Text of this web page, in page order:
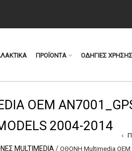
ΠΡΟΪΟΝΤΑ ΟΔΗΓΙΕΣ ΧΡΗΣΗΣ
OEM
2004-2014
MULTIMEDIA / OΘΟΝΗ Multimedia OEM